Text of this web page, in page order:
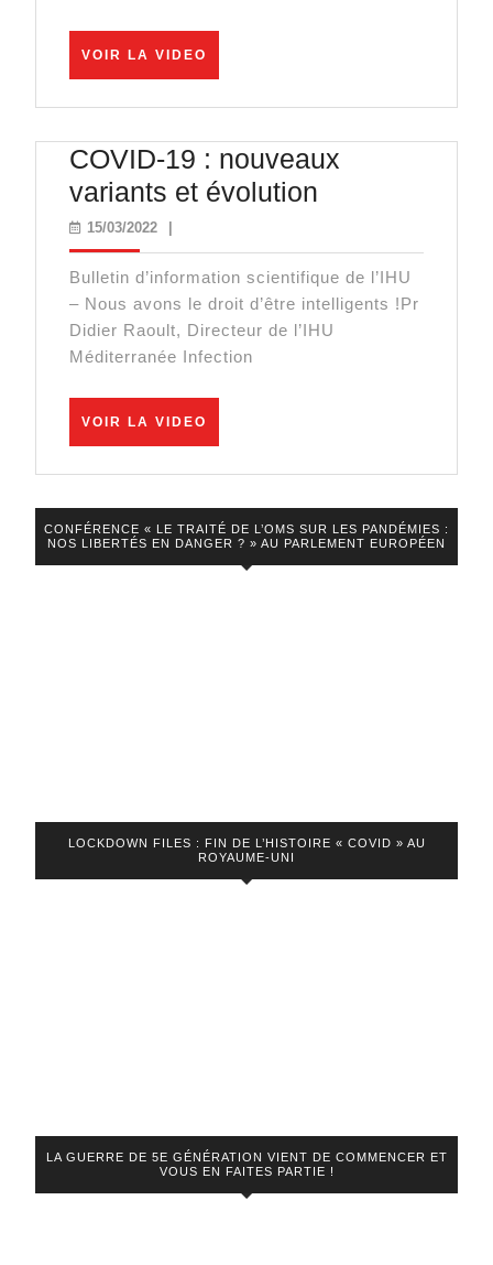
retour
du
pass-
vaccinal.
VOIR LA VIDEO
COVID-19 : nouveaux
variants et évolution
:
nouveaux
variants
15/03/202215/03/2022
Bulletin d’information scientifique de l’IHU
– Nous avons le droit d’être intelligents !Pr
Didier Raoult, Directeur de l’IHU
Méditerranée Infection
VOIR LA VIDEO
CONFÉRENCE « LE TRAITÉ DE L’OMS SUR LES PANDÉMIES :
NOS LIBERTÉS EN DANGER ? » AU PARLEMENT EUROPÉEN
LOCKDOWN FILES : FIN DE L’HISTOIRE « COVID » AU
ROYAUME-UNI
LA GUERRE DE 5E GÉNÉRATION VIENT DE COMMENCER ET
VOUS EN FAITES PARTIE !